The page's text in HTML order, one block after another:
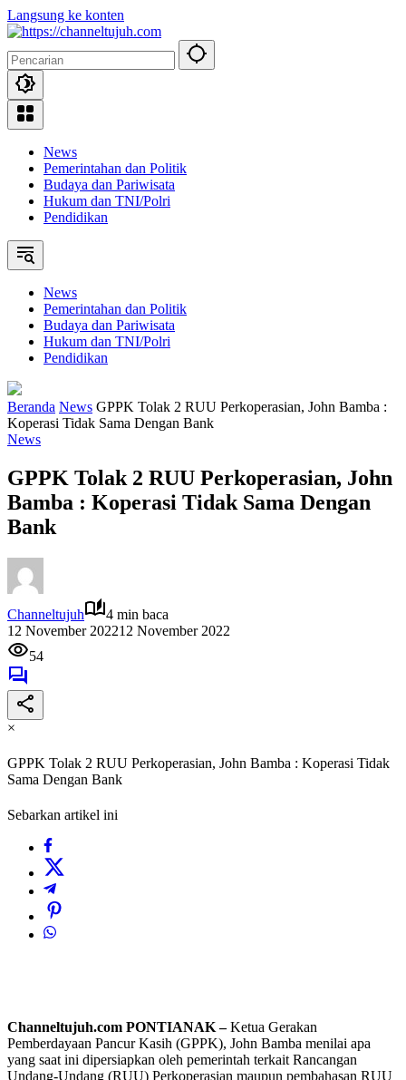
Langsung ke konten
News
Pemerintahan dan Politik
Budaya dan Pariwisata
Hukum dan TNI/Polri
Pendidikan
News
Pemerintahan dan Politik
Budaya dan Pariwisata
Hukum dan TNI/Polri
Pendidikan
Beranda News GPPK Tolak 2 RUU Perkoperasian, John Bamba :
Koperasi Tidak Sama Dengan Bank
News
GPPK Tolak 2 RUU Perkoperasian, John
Bamba : Koperasi Tidak Sama Dengan
Bank
Channeltujuh
4 min baca
12 November 202212 November 2022
54
×
GPPK Tolak 2 RUU Perkoperasian, John Bamba : Koperasi Tidak
Sama Dengan Bank
Sebarkan artikel ini
Channeltujuh.com PONTIANAK –Ketua Gerakan
Pemberdayaan Pancur Kasih (GPPK), John Bamba menilai apa
yang saat ini dipersiapkan oleh pemerintah terkait Rancangan
Undang-Undang (RUU) Perkoperasian maupun pembahasan RUU